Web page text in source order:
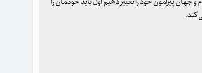
کند.